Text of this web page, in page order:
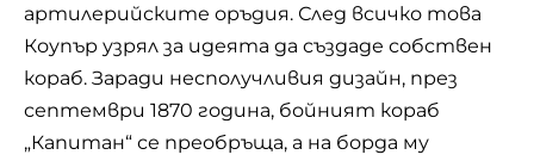
артилерийските оръдия. След всичко това
Коупър узрял за идеята да създаде собствен
кораб. Заради несполучливия дизайн, през
септември 1870 година, бойният кораб
„Капитан“ се преобръща, а на борда му